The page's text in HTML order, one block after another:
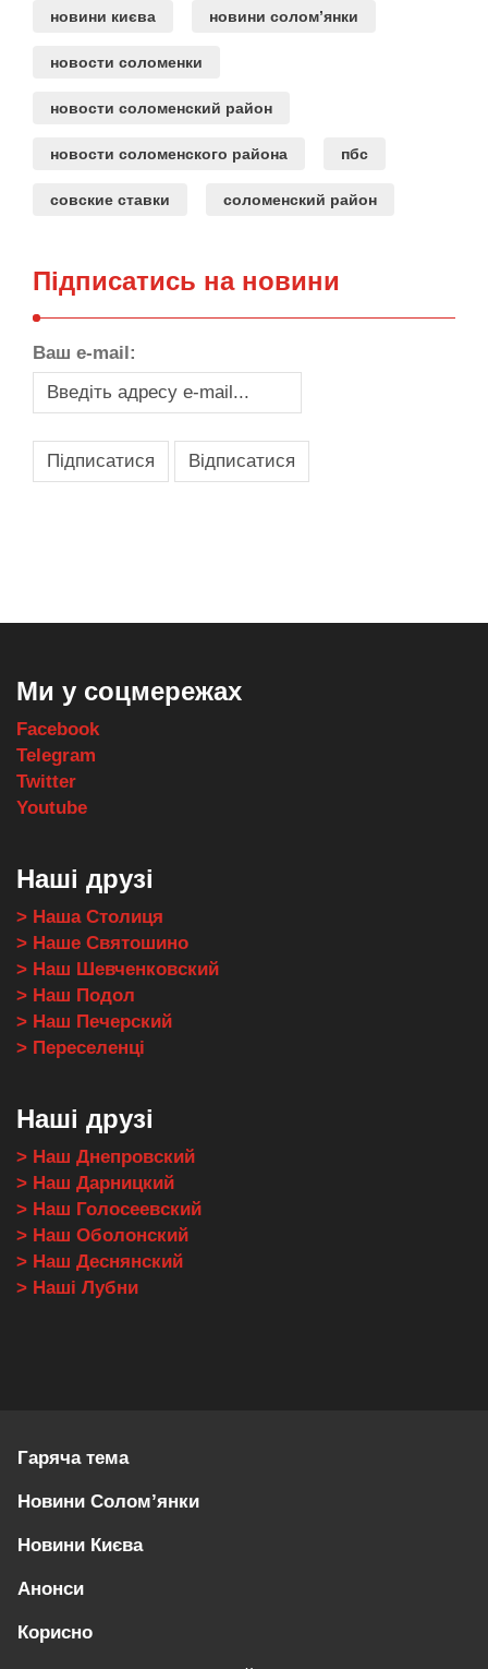
новини києва новини солом’янки
новости соломенки
новости соломенский район
новости соломенского района пбс
совские ставки соломенский район
Підписатись на новини
Ваш e-mail:
Ми у соцмережах
Facebook
Telegram
Twitter
Youtube
Наші друзі
> Наша Столиця
> Наше Святошино
> Наш Шевченковский
> Наш Подол
> Наш Печерский
> Переселенці
Наші друзі
> Наш Днепровский
> Наш Дарницкий
> Наш Голосеевский
> Наш Оболонский
> Наш Деснянский
> Наші Лубни
Гаряча тема
Новини Солом’янки
Новини Києва
Анонси
Корисно